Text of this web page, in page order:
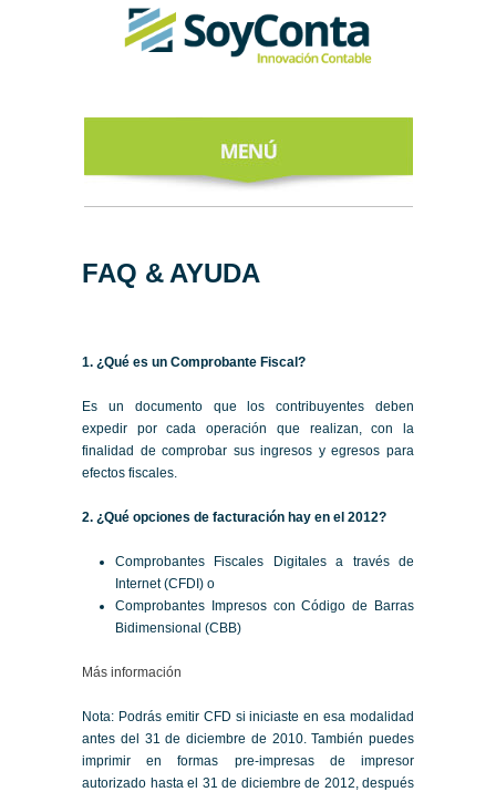
ACERCA DE
TODO SOBRE
EL CFDI 4.0
REGÍSTRATE
AL NEWSLETTER
FAQ & AYUDA
1. ¿Qué es un Comprobante Fiscal?
Es un documento que los contribuyentes deben
expedir por cada operación que realizan, con la
finalidad de comprobar sus ingresos y egresos para
efectos fiscales.
2. ¿Qué opciones de facturación hay en el 2012?
Comprobantes Fiscales Digitales a través de
Internet (CFDI) o
Comprobantes Impresos con Código de Barras
Bidimensional (CBB)
Más información
Nota: Podrás emitir CFD si iniciaste en esa modalidad
antes del 31 de diciembre de 2010. También puedes
imprimir en formas pre-impresas de impresor
autorizado hasta el 31 de diciembre de 2012, después